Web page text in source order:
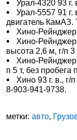
Урал-4320 93
Урал-5557 91 г.
двигатель КамАЗ.
Хино-Рейнджер
Хино-Рейнджер
высота 2,6 м, г/п
Хино-Рейнджер
п 5 т, без
Хино 93 г. в., г/
8-903-941-9738.
метки:авто,